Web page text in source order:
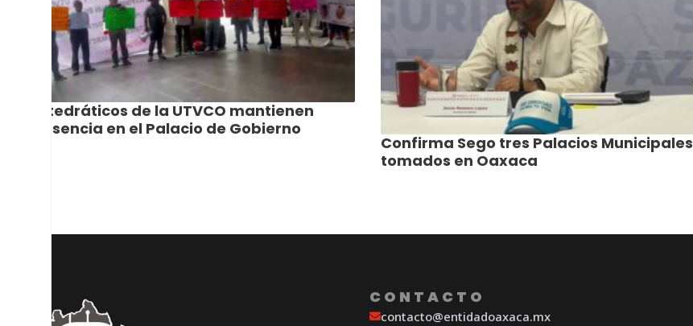
Catedráticos de la UTVCO mantienen
presencia en el Palacio de Gobierno
Confirma Sego tres Palacios Municipales
tomados en Oaxaca
CONTACTO
contacto@entidadoaxaca.mx